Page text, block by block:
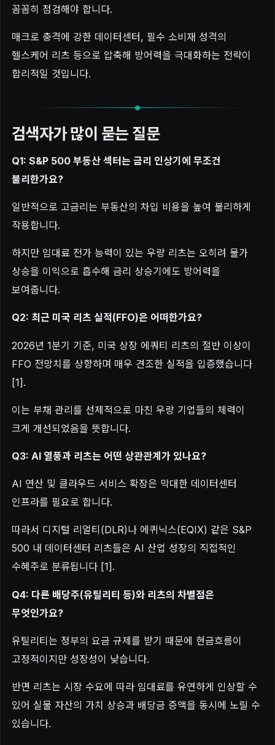
꼼꼼히 점검해야 합니다.
매크로 충격에 강한 데이터센터, 필수 소비재 성격의
헬스케어 리츠 등으로 압축해 방어력을 극대화하는 전략이
합리적일 것입니다.
검색자가 많이 묻는 질문
Q1: S&P 500 부동산 섹터는 금리 인상기에 무조건
불리한가요?
일반적으로 고금리는 부동산의 차입 비용을 높여 불리하게
작용합니다.
하지만 임대료 전가 능력이 있는 우량 리츠는 오히려 물가
상승을 이익으로 흡수해 금리 상승기에도 방어력을
보여줍니다.
Q2: 최근 미국 리츠 실적(FFO)은 어떠한가요?
2026년 1분기 기준, 미국 상장 에쿼티 리츠의 절반 이상이
FFO 전망치를 상향하며 매우 견조한 실적을 입증했습니다
[1].
이는 부채 관리를 선제적으로 마친 우량 기업들의 체력이
크게 개선되었음을 뜻합니다.
Q3: AI 열풍과 리츠는 어떤 상관관계가 있나요?
AI 연산 및 클라우드 서비스 확장은 막대한 데이터센터
인프라를 필요로 합니다.
따라서 디지털 리얼티(DLR)나 에퀴닉스(EQIX) 같은 S&P
500 내 데이터센터 리츠들은 AI 산업 성장의 직접적인
수혜주로 분류됩니다 [1].
Q4: 다른 배당주(유틸리티 등)와 리츠의 차별점은
무엇인가요?
유틸리티는 정부의 요금 규제를 받기 때문에 현금흐름이
고정적이지만 성장성이 낮습니다.
반면 리츠는 시장 수요에 따라 임대료를 유연하게 인상할 수
있어 실물 자산의 가치 상승과 배당금 증액을 동시에 노릴 수
있습니다.